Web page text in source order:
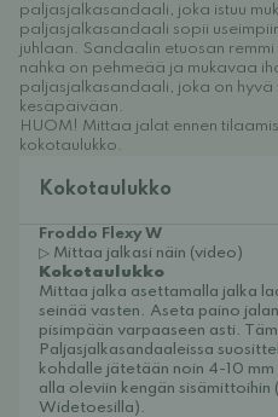
paljasjalkasandaali, joka istuu
paljasjalkasandaali sopii
juhlaan. Sandaalin etuosan remmi
nahka on pehmeää ja mukavaa
paljasjalkasandaali, joka on hyvä
kesäpäivään.
HUOM! Mittaa jalat ennen
kokotaulukko.
Kokotaulukko
Froddo Flexy W
▷ Mittaa jalkasi näin (video)
Kokotaulukko
Mittaa jalka asettamalla jalka
seinää vasten. Aseta paino
pisimpään varpaaseen asti.
Paljasjalkasandaaleissa
kohdalle jätetään noin 4-10
alla oleviin kengän
Widetoesilla).